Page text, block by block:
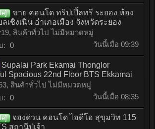
ขาย คอนโด ทริปเปิ้ลทรี ระยอง ห้อง
เชิงเนิน อำเภอเมือง จังหวัดระยอง
, สินค้าทั่วไป ไม่มีหมวดหมู่
: 0 วันนี้เมื่อ 09:39
Supalai Park Ekamai Thonglor
Spacious 22nd Floor BTS Ekkamai
, สินค้าทั่วไป ไม่มีหมวดหมู่
: 0 วันนี้เมื่อ 08:35
จองด่วน คอนโด ไอดีโอ สุขุมวิท 115
สถานีปู่เจ้า